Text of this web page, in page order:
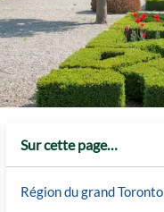
Sur cette page…
Région du grand Toronto